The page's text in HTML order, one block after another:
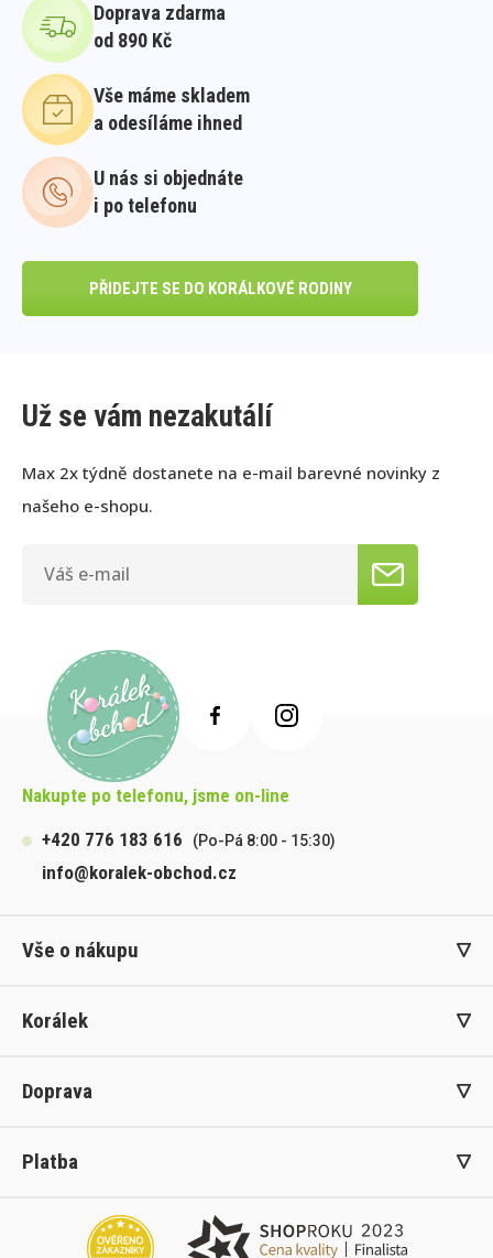
Doprava zdarma
od 890 Kč
Vše máme skladem
a odesíláme ihned
U nás si objednáte
i po telefonu
PŘIDEJTE SE DO KORÁLKOVÉ RODINY
Už se vám nezakutálí
Max 2x týdně dostanete na e-mail barevné novinky z
našeho e-shopu.
Nakupte po telefonu, jsme on-line
+420 776 183 616
(Po-Pá 8:00 - 15:30)
info@koralek-obchod.cz
Vše o nákupu
Korálek
Doprava
Platba